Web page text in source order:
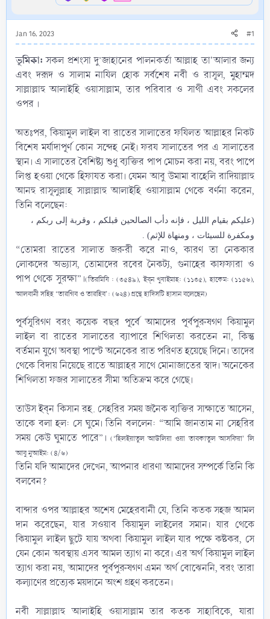
Jan 16, 2023 #1
ভূমিকা:সকল প্রশংসা দু’জাহানের পালনকর্তা আল্লাহ তা'আলার জন্য
এবং দরূদ ও সালাম নাযিল হোক সর্বশেষ নবী ও রাসূল, মুহাম্মদ
সাল্লাল্লাহু আলাইহি ওয়াসাল্লাম, তার পরিবার ও সাথী এবং সকলের
ওপর ।
অতঃপর, কিয়ামুল লাইল বা রাতের সালাতের ফযিলত আল্লাহর নিকট
বিশেষ মর্যাদাপূর্ণ কোন সন্দেহ নেই। ফরয সালাতের পর এ সালাতের
স্থান। এ সালাতের বৈশিষ্ট্য শুধু ব্যক্তির পাপ মোচন করা নয়, বরং পাপে
লিপ্ত হওয়া থেকে হিফাযত করা। যেমন আবু উমামা বাহেলি রাদিয়াল্লাহু
আনহু রাসূলুল্লাহ সাল্লাল্লাহু আলাইহি ওয়াসাল্লাম থেকে বর্ণনা করেন,
তিনি বলেছেন:​
(عليكم بقيام الليل ، فإنه دأب الصالحين قبلكم ، وقربة إلى ربكم ،
ومكفرة للسيئات ، ومنهاة للإثم) .
“তোমরা রাতের সালাত জরুরী করে নাও, কারণ তা নেককার
লোকদের অভ্যাস, তোমাদের রবের নৈকট্য, গুনাহের কাফফারা ও
পাপ থেকে সুরক্ষা”।(তিরমিযি : (৩৫৪৯), ইব্‌ন খুযাইমাহ: (১১৩৫), হাকেম: (১১৫৬),
আলবানী সহিহ ‘তারগিব ও তারহিব’: (৬২৪) গ্রন্থে হাদিসটি হাসান বলেছেন)
পূর্বসূরিগণ বরং কয়েক বছর পূর্বে আমাদের পূর্বপুরুষগণ কিয়ামুল
লাইল বা রাতের সালাতের ব্যাপারে শিথিলতা করতেন না, কিন্তু
বর্তমান যুগে অবস্থা পাল্টে অনেকের রাত পরিণত হয়েছে দিনে। তাদের
থেকে বিদায় নিয়েছে রাতে আল্লাহর সাথে মোনাজাতের স্বাদ। অনেকের
শিথিলতা ফজর সালাতের সীমা অতিক্রম করে গেছে।
তাউস ইব্‌ন কিসান রহ. সেহরির সময় জনৈক ব্যক্তির সাক্ষাতে আসেন,
তাকে বলা হল: সে ঘুমে। তিনি বললেন: “আমি জানতাম না সেহরির
সময় কেউ ঘুমাতে পারে”। (‘হিলইয়াতুল আউলিয়া ওয়া তাবকাতুল আসফিয়া’ লি
আবু নুআইম: (৪/৬)
তিনি যদি আমাদের দেখেন, আপনার ধারণা আমাদের সম্পর্কে তিনি কি
বলবেন?
বান্দার ওপর আল্লাহর অশেষ মেহেরবানী যে, তিনি কতক সহজ আমল
দান করেছেন, যার সওয়াব কিয়ামুল লাইলের সমান। যার থেকে
কিয়ামুল লাইল ছুটে যায় অথবা কিয়ামুল লাইল যার পক্ষে কষ্টকর, সে
যেন কোন অবস্থায় এসব আমল ত্যাগ না করে। এর অর্থ কিয়ামুল লাইল
ত্যাগ করা নয়, আমাদের পূর্বপুরুষগণ এমন অর্থ বোঝেননি, বরং তারা
কল্যাণের প্রত্যেক ময়দানে অংশ গ্রহণ করতেন।
নবী সাল্লাল্লাহু আলাইহি ওয়াসাল্লাম‎ তার কতক সাহাবিকে, যারা